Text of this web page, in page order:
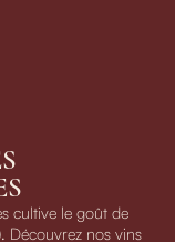
cultive le goût de
Découvrez nos vins